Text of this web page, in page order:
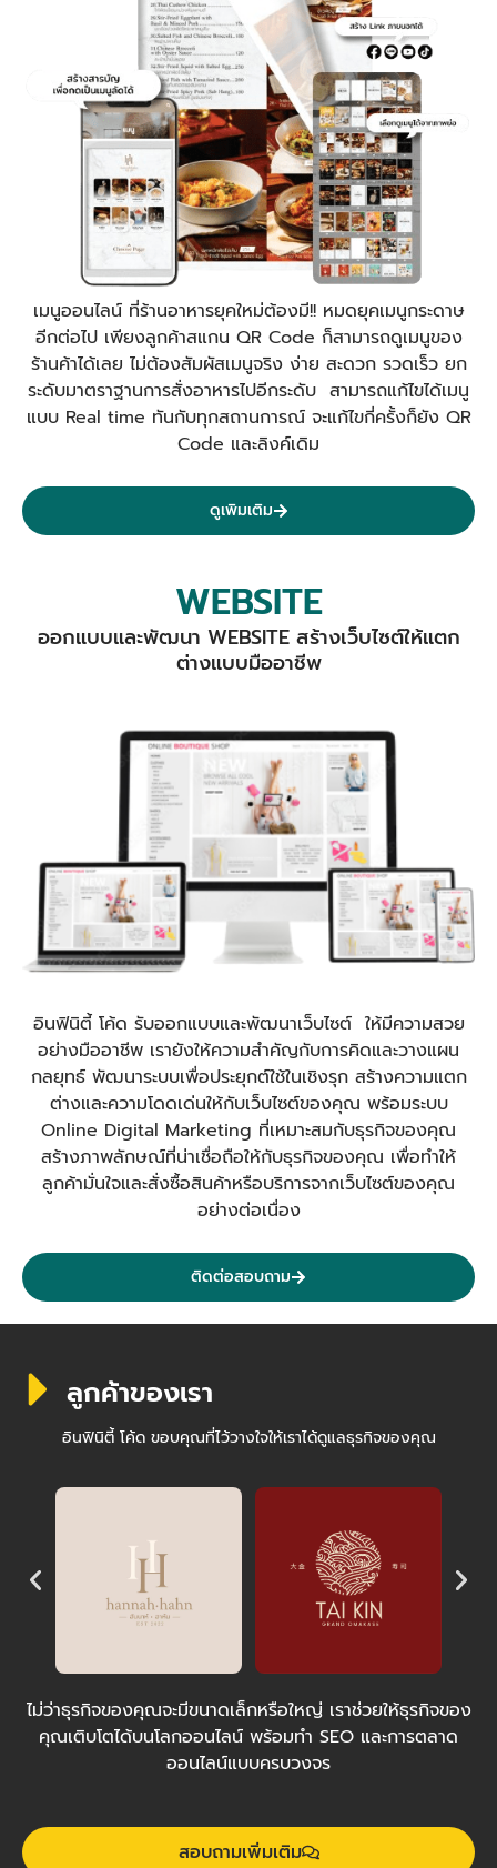
เมนูออนไลน์ ที่ร้านอาหารยุคใหม่ต้องมี!! หมดยุคเมนูกระดาษ
อีกต่อไป เพียงลูกค้าสแกน QR Code ก็สามารถดูเมนูของ
ร้านค้าได้เลย ไม่ต้องสัมผัสเมนูจริง ง่าย สะดวก รวดเร็ว ยก
ระดับมาตราฐานการสั่งอาหารไปอีกระดับ สามารถแก้ไขได้เมนู
แบบ Real time ทันกับทุกสถานการณ์ จะแก้ไขกี่ครั้งก็ยัง QR
Code และลิงค์เดิม
ดูเพิมเติม
WEBSITE
ออกแบบและพัฒนา WEBSITE สร้างเว็บไซต์ให้แตก
ต่างแบบมืออาชีพ
อินฟินิตี้ โค้ด รับออกแบบและพัฒนาเว็บไซต์ ให้มีความสวย
อย่างมืออาชีพ เรายังให้ความสำคัญกับการคิดและวางแผน
กลยุทธ์ พัฒนาระบบเพื่อประยุกต์ใช้ในเชิงรุก สร้างความแตก
ต่างและความโดดเด่นให้กับเว็บไซต์ของคุณ พร้อมระบบ
Online Digital Marketing ที่เหมาะสมกับธุรกิจของคุณ
สร้างภาพลักษณ์ที่น่าเชื่อถือให้กับธุรกิจของคุณ เพื่อทำให้
ลูกค้ามั่นใจและสั่งซื้อสินค้าหรือบริการจากเว็บไซต์ของคุณ
อย่างต่อเนื่อง
ติดต่อสอบถาม
ลูกค้าของเรา
อินฟินิตี้ โค้ด ขอบคุณที่ไว้วางใจให้เราได้ดูแลธุรกิจของคุณ
ไม่ว่าธุรกิจของคุณจะมีขนาดเล็กหรือใหญ่ เราช่วยให้ธุรกิจของ
คุณเติบโตได้บนโลกออนไลน์ พร้อมทำ SEO และการตลาด
ออนไลน์แบบครบวงจร
สอบถามเพิ่มเติม